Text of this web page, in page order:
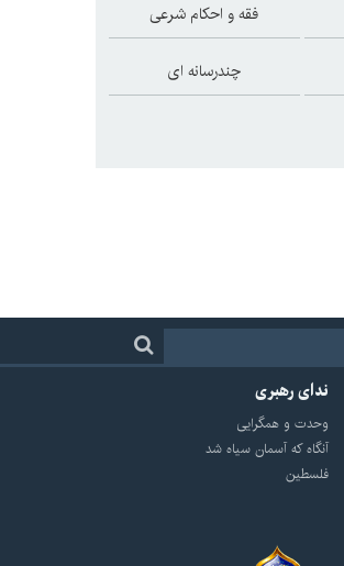
فقه و احکام شرعی
چندرسانه ای
ندای رهبری
وحدت و همگرایی
آنگاه که آسمان سیاه شد
فلسطین